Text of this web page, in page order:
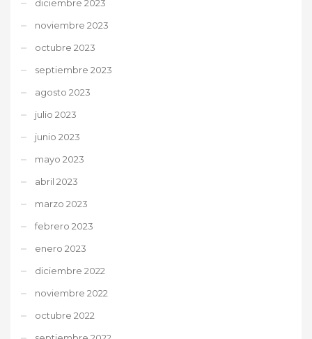
diciembre 2023
noviembre 2023
octubre 2023
septiembre 2023
agosto 2023
julio 2023
junio 2023
mayo 2023
abril 2023
marzo 2023
febrero 2023
enero 2023
diciembre 2022
noviembre 2022
octubre 2022